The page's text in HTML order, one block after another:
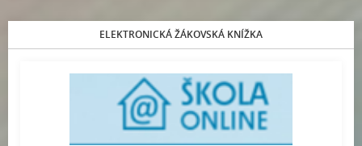
ELEKTRONICKÁ ŽÁKOVSKÁ KNÍŽKA